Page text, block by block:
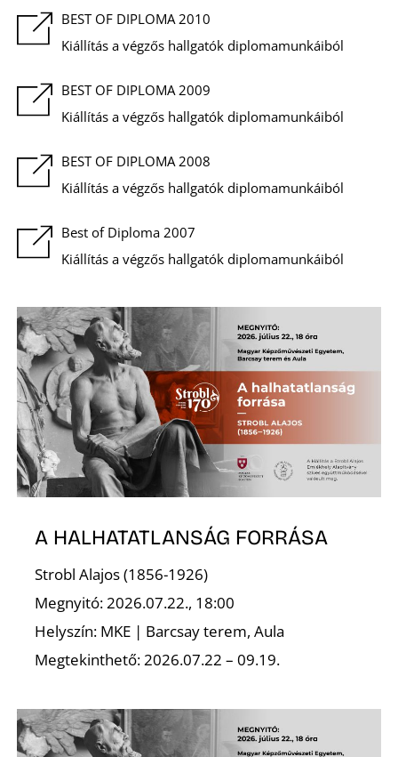
BEST OF DIPLOMA 2010
Kiállítás a végzős hallgatók diplomamunkáiból
BEST OF DIPLOMA 2009
Kiállítás a végzős hallgatók diplomamunkáiból
BEST OF DIPLOMA 2008
Kiállítás a végzős hallgatók diplomamunkáiból
Best of Diploma 2007
Kiállítás a végzős hallgatók diplomamunkáiból
A HALHATATLANSÁG FORRÁSA
Strobl Alajos (1856-1926)
Megnyitó: 2026.07.22., 18:00
Helyszín: MKE | Barcsay terem, Aula
Megtekinthető: 2026.07.22 – 09.19.